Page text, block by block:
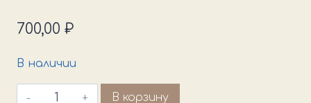
700,00 ₽
В наличии
КоличествоВ корзину